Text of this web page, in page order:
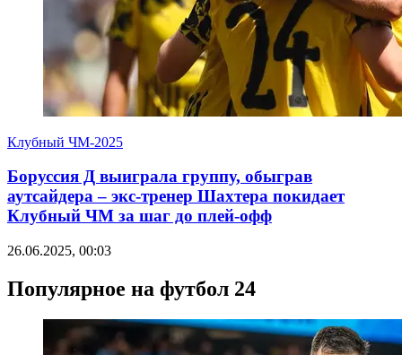
Клубный ЧМ-2025
Боруссия Д выиграла группу, обыграв
аутсайдера – экс-тренер Шахтера покидает
Клубный ЧМ за шаг до плей-офф
26.06.2025, 00:03
Популярное на футбол 24